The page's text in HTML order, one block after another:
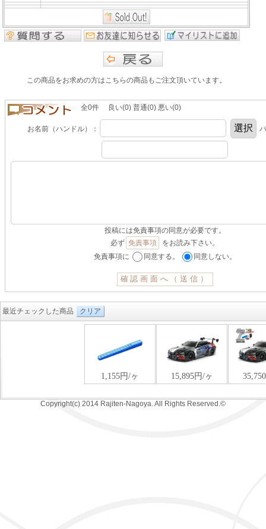
この商品をお求めの方はこちらの商品もご注文頂いています。
全0件 良い(0) 普通(0) 悪い(0)
お名前（ハンドル）：
投稿には免責事項の同意が必要です。
必ず 免責事項
をお読み下さい。
免責事項に
同意する。 同意しない。
最近チェックした商品 クリア
Copyright(c) 2014 Rajiten-Nagoya. All Rights Reserved.©